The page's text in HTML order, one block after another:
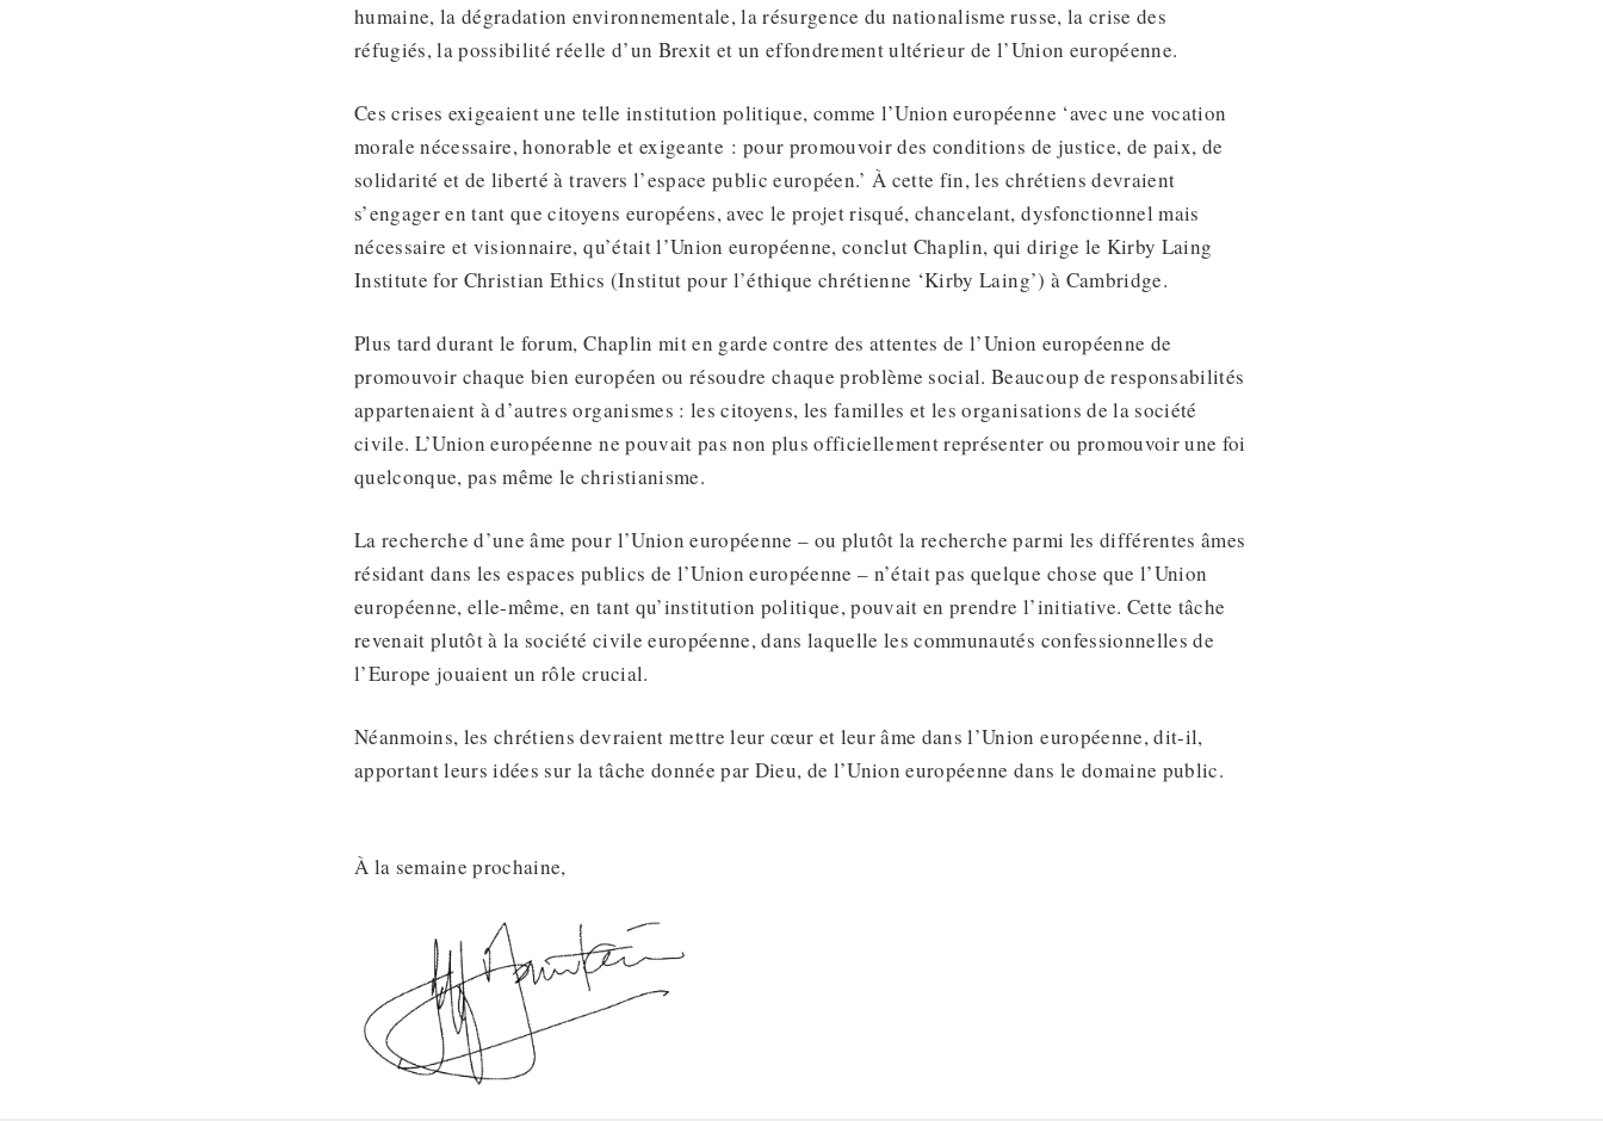
humaine, la dégradation environnementale, la résurgence du nationalisme russe, la crise des
réfugiés, la possibilité réelle d’un Brexit et un effondrement ultérieur de l’Union européenne.
Ces crises exigeaient une telle institution politique, comme l’Union européenne ‘avec une vocation
morale nécessaire, honorable et exigeante : pour promouvoir des conditions de justice, de paix, de
solidarité et de liberté à travers l’espace public européen.’ À cette fin, les chrétiens devraient
s’engager en tant que citoyens européens, avec le projet risqué, chancelant, dysfonctionnel mais
nécessaire et visionnaire, qu’était l’Union européenne, conclut Chaplin, qui dirige le Kirby Laing
Institute for Christian Ethics (Institut pour l’éthique chrétienne ‘Kirby Laing’) à Cambridge.
Plus tard durant le forum, Chaplin mit en garde contre des attentes de l’Union européenne de
promouvoir chaque bien européen ou résoudre chaque problème social. Beaucoup de responsabilités
appartenaient à d’autres organismes : les citoyens, les familles et les organisations de la société
civile. L’Union européenne ne pouvait pas non plus officiellement représenter ou promouvoir une foi
quelconque, pas même le christianisme.
La recherche d’une âme pour l’Union européenne – ou plutôt la recherche parmi les différentes âmes
résidant dans les espaces publics de l’Union européenne – n’était pas quelque chose que l’Union
européenne, elle-même, en tant qu’institution politique, pouvait en prendre l’initiative. Cette tâche
revenait plutôt à la société civile européenne, dans laquelle les communautés confessionnelles de
l’Europe jouaient un rôle crucial.
Néanmoins, les chrétiens devraient mettre leur cœur et leur âme dans l’Union européenne, dit-il,
apportant leurs idées sur la tâche donnée par Dieu, de l’Union européenne dans le domaine public.
À la semaine prochaine,